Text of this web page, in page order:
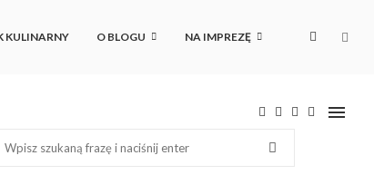
KULINARNY O BLOGU NA IMPREZĘ